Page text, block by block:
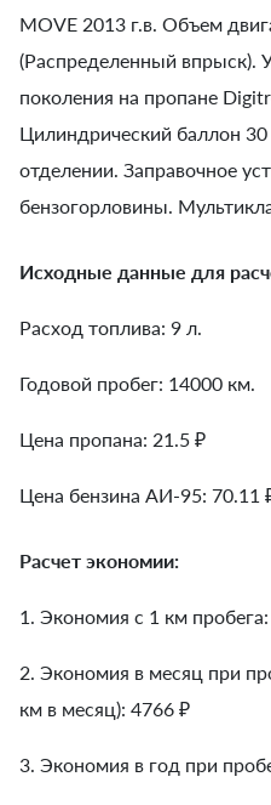
MOVE 2013 г.в. Объем
(Распределенный впрыск).
поколения на пропане
Цилиндрический баллон
отделении. Заправочное
бензогорловины.
Исходные данные для
Расход топлива: 9 л.
Годовой пробег: 14000 км.
Цена пропана: 21.5 ₽
Цена бензина АИ-95: 70.11
Расчет экономии:
1. Экономия с 1 км пробега:
2. Экономия в месяц при
км в месяц): 4766 ₽
3. Экономия в год при